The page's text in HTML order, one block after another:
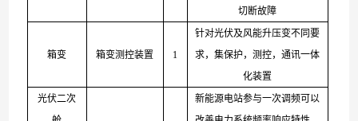
切断故障
箱变 箱变测控装置 1
针对光伏及风能升压变不同要
求，集保护，测控，通讯一体
化装置
光伏二次
新能源电站参与一次调频可以